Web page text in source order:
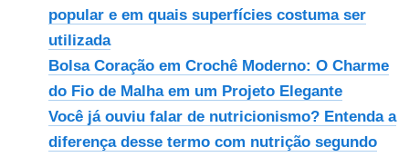
popular e em quais superfícies costuma ser
utilizada
Bolsa Coração em Crochê Moderno: O Charme
do Fio de Malha em um Projeto Elegante
Você já ouviu falar de nutricionismo? Entenda a
diferença desse termo com nutrição segundo